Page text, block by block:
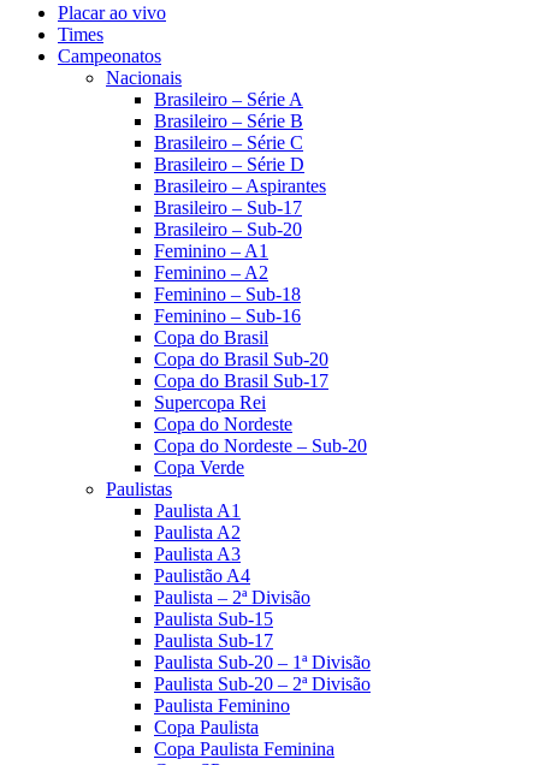
Placar ao vivo
Times
Campeonatos
Nacionais
Brasileiro – Série A
Brasileiro – Série B
Brasileiro – Série C
Brasileiro – Série D
Brasileiro – Aspirantes
Brasileiro – Sub-17
Brasileiro – Sub-20
Feminino – A1
Feminino – A2
Feminino – Sub-18
Feminino – Sub-16
Copa do Brasil
Copa do Brasil Sub-20
Copa do Brasil Sub-17
Supercopa Rei
Copa do Nordeste
Copa do Nordeste – Sub-20
Copa Verde
Paulistas
Paulista A1
Paulista A2
Paulista A3
Paulistão A4
Paulista – 2ª Divisão
Paulista Sub-15
Paulista Sub-17
Paulista Sub-20 – 1ª Divisão
Paulista Sub-20 – 2ª Divisão
Paulista Feminino
Copa Paulista
Copa Paulista Feminina